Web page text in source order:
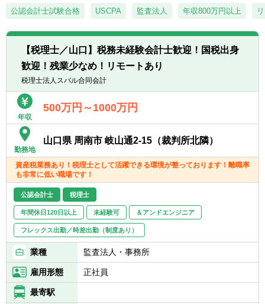
■10社～
き、中核クライアント（年商10億～100億）
を担当していただくことになります。
【会計ソフト】
■Freee、達人、弥生、JDL,、発展会計、勘定
奉行等（お客様に応じて対応しております）
公認会計士試験合格 USCPA 監査法人 年収800万円以上
【税理士／山口】税務未経験会計士歓迎！国税出身
歓迎！残業少なめ！リモートあり
税理士法人スバル合同会計
年収
500万円～1000万円
勤務地
山口県 周南市 岐山通2-15（裁判所北隣）
資産税業務あり！税理士として活躍できる環境が整っております！離職率
も非常に低い職場です！
公認会計士 税理士
年間休日120日以上 未経験可 ＆アンドエンジニア
フレックス出勤／時差出勤（制度あり）
業種 監査法人・事務所
雇用形態 正社員
最寄駅